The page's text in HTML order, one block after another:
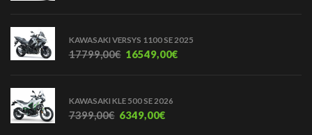
KAWASAKI VERSYS 1100 SE 2025
17799,00€ 16549,00€
KAWASAKI KLE 500 SE 2026
7399,00€ 6349,00€